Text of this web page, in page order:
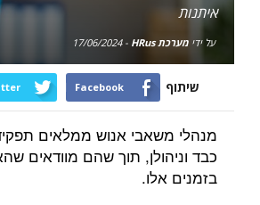
איתנות
על ידימערכת HRus -
17/06/2024
שיתוף Facebook
מנהלי משאבי אנוש ממלאים
כבד וניהולן, תוך שהם מוודאים
בזמנים אלו.